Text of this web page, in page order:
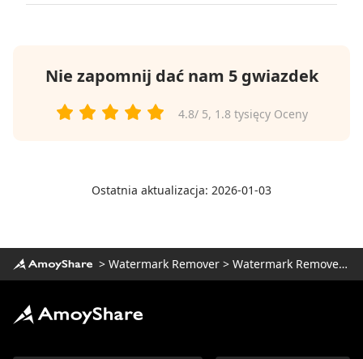
Nie zapomnij dać nam 5 gwiazdek
4.8/ 5, 1.8 tysięcy Oceny
Ostatnia aktualizacja: 2026-01-03
> Watermark Remover > Watermark Remover Online